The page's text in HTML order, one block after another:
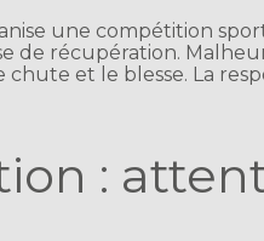
une compétition
de récupération.
et le blesse. La
: